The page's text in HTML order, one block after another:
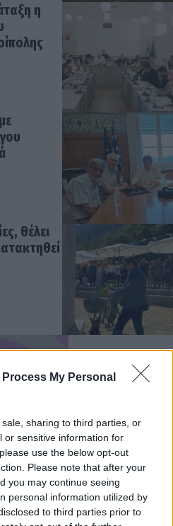
Process My Personal
sharing to third parties, or
or sensitive information for
use the below opt-out
Please note that after your
you may continue seeing
personal information utilized by
to third parties prior to
η
θέλει
εκδήλωση